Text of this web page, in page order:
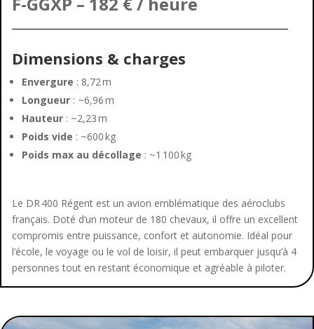
Dimensions & charges
Envergure : 8,72 m
Longueur : ~6,96 m
Hauteur : ~2,23 m
Poids vide : ~600 kg
Poids max au décollage : ~1 100 kg
Le DR 400 Régent est un avion emblématique des aéroclubs
français. Doté d’un moteur de 180 chevaux, il offre un excellent
compromis entre puissance, confort et autonomie. Idéal pour
l’école, le voyage ou le vol de loisir, il peut embarquer jusqu’à 4
personnes tout en restant économique et agréable à piloter.